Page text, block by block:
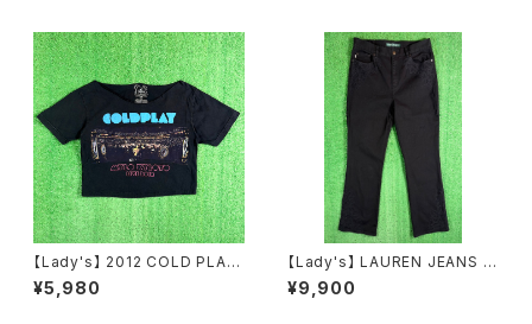
【Lady's】 2012 COLD PLAY
ツアー クロップ Tシャツ / ティ
ーシャツ T-Shirt クロップ リメ
¥5,980
【Lady's】 LAUREN JEANS R
ALPH LAUREN レースデザイ
ン フレアパンツ / 古着 パンツ フ
¥9,900